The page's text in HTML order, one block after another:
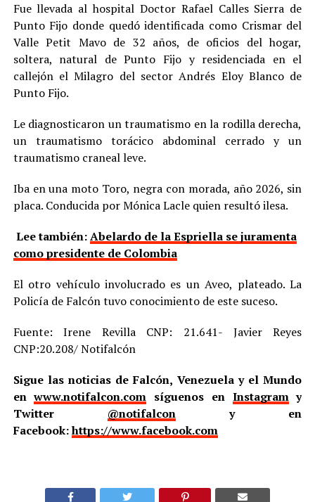
Fue llevada al hospital Doctor Rafael Calles Sierra de
Punto Fijo donde quedó identificada como Crismar del
Valle Petit Mavo de 32 años, de oficios del hogar,
soltera, natural de Punto Fijo y residenciada en el
callejón el Milagro del sector Andrés Eloy Blanco de
Punto Fijo.
Le diagnosticaron un traumatismo en la rodilla derecha,
un traumatismo torácico abdominal cerrado y un
traumatismo craneal leve.
Iba en una moto Toro, negra con morada, año 2026, sin
placa. Conducida por Mónica Lacle quien resultó ilesa.
Lee también:Abelardo de la Espriella se juramenta
como presidente de Colombia
El otro vehículo involucrado es un Aveo, plateado. La
Policía de Falcón tuvo conocimiento de este suceso.
Fuente: Irene Revilla CNP: 21.641- Javier Reyes
CNP:20.208/ Notifalcón
Sigue las noticias de Falcón, Venezuela y el Mundo
enwww.notifalcon.com síguenos en Instagramy
Twitter @notifalcony en
Facebook:https://www.facebook.com